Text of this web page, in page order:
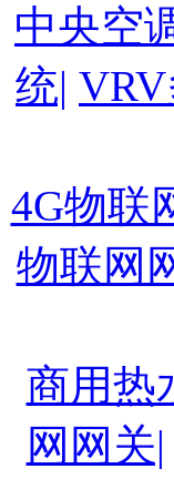
中央空
统|
4G物联
物联网
商用热
网网关|